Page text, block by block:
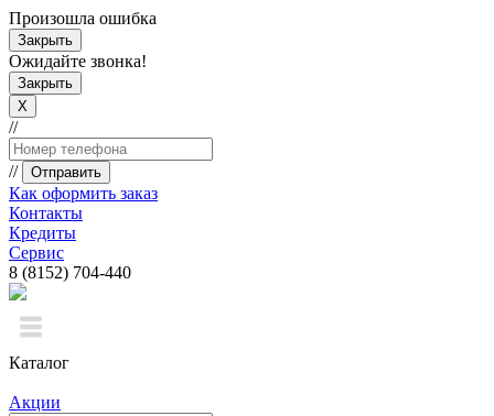
Произошла ошибка
Закрыть
Ожидайте звонка!
Закрыть
X
//
// Отправить
Как оформить заказ
Контакты
Кредиты
Сервис
8 (8152) 704-440
Каталог
Акции